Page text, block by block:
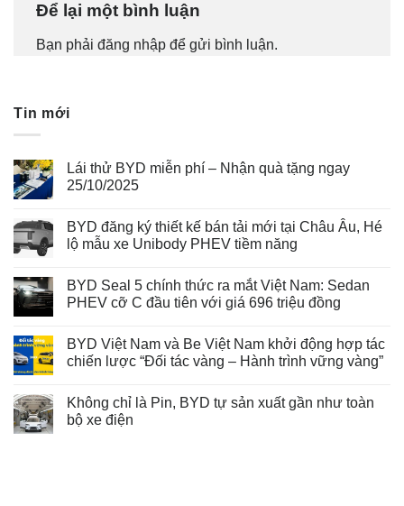
Để lại một bình luận
Bạn phải đăng nhập để gửi bình luận.
Tin mới
Lái thử BYD miễn phí – Nhận quà tặng ngay
25/10/2025
BYD đăng ký thiết kế bán tải mới tại Châu Âu, Hé
lộ mẫu xe Unibody PHEV tiềm năng
BYD Seal 5 chính thức ra mắt Việt Nam: Sedan
PHEV cỡ C đầu tiên với giá 696 triệu đồng
BYD Việt Nam và Be Việt Nam khởi động hợp tác
chiến lược “Đối tác vàng – Hành trình vững vàng”
Không chỉ là Pin, BYD tự sản xuất gần như toàn
bộ xe điện